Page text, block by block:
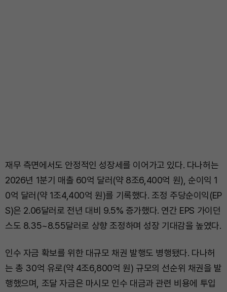
재무 측면에서도 안정적인 성장세를 이어가고 있다. 다나허는
2026년 1분기 매출 60억 달러(약 8조6,400억 원), 순이익 1
0억 달러(약 1조4,400억 원)를 기록했다. 조정 주당순이익(EP
S)은 2.06달러로 전년 대비 9.5% 증가했다. 연간 EPS 가이던
스도 8.35~8.55달러로 상향 조정하며 성장 기대감을 높였다.
인수 자금 확보를 위한 대규모 채권 발행도 병행됐다. 다나허
는 총 30억 유로(약 4조6,800억 원) 규모의 선순위 채권을 발
행했으며, 조달 자금은 마시모 인수 대금과 관련 비용에 투입